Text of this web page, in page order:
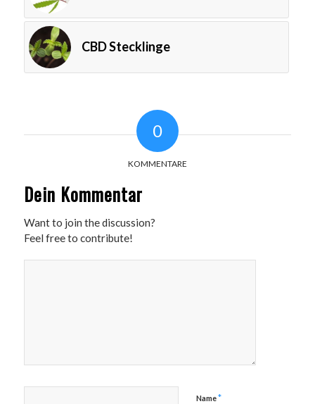
CBD Stecklinge
0
KOMMENTARE
Dein Kommentar
Want to join the discussion?
Feel free to contribute!
Name*